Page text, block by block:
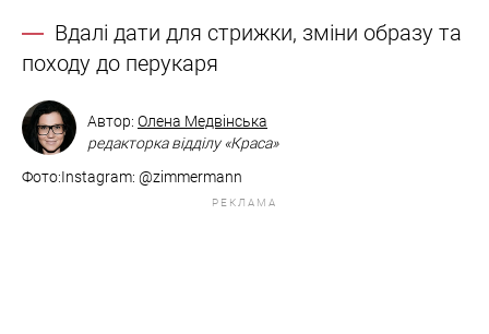
Вдалі дати для стрижки, зміни образу та
походу до перукаря
Автор: Олена Медвінська
редакторка відділу «Краса»
Фото:​​​​​​​Instagram: @zimmermann
РЕКЛАМА